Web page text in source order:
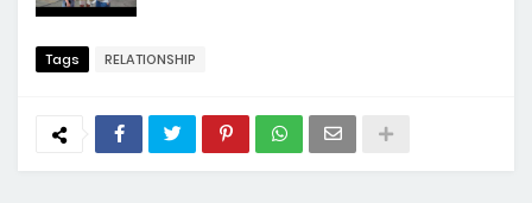
Tags RELATIONSHIP